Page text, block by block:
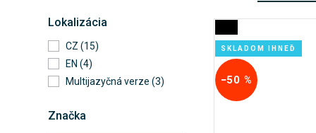
Lokalizácia
CZ (15)
EN (4)
Multijazyčná verze (3)
Značka
SKLADOM IHNEĎ
−50 %